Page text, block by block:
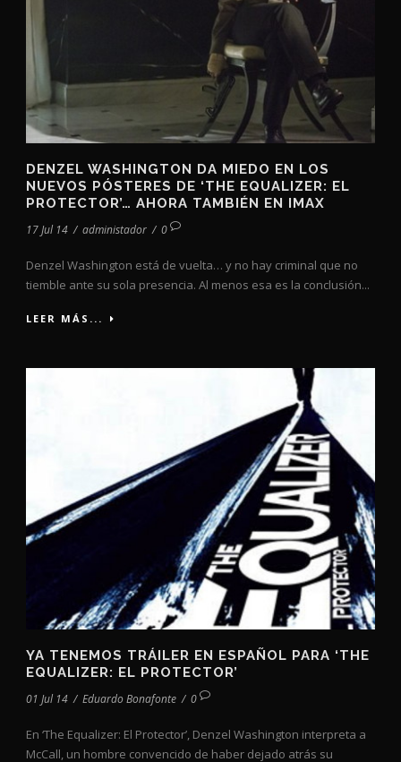
DENZEL WASHINGTON DA MIEDO EN LOS
NUEVOS PÓSTERES DE ‘THE EQUALIZER: EL
PROTECTOR’… AHORA TAMBIÉN EN IMAX
17 Jul 14 / administador / 0
Denzel Washington está de vuelta… y no hay criminal que no
tiemble ante su sola presencia. Al menos esa es la conclusión...
LEER MÁS...
YA TENEMOS TRÁILER EN ESPAÑOL PARA ‘THE
EQUALIZER: EL PROTECTOR’
01 Jul 14 / Eduardo Bonafonte / 0
En ‘The Equalizer: El Protector’, Denzel Washington interpreta a
McCall, un hombre convencido de haber dejado atrás su